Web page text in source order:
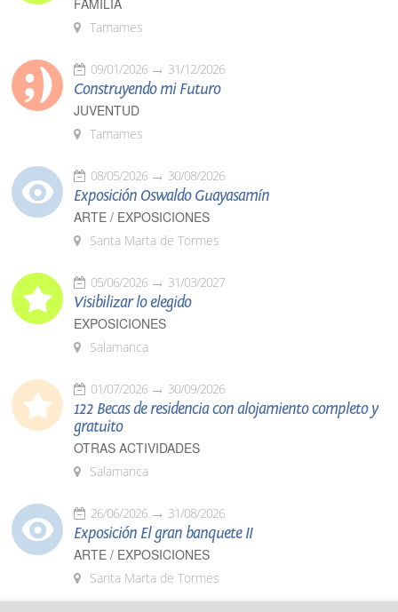
FAMILIA
Tamames
09/01/2026 31/12/2026
Construyendo mi Futuro
JUVENTUD
Tamames
08/05/2026 30/08/2026
Exposición Oswaldo Guayasamín
ARTE / EXPOSICIONES
Santa Marta de Tormes
05/06/2026 31/03/2027
Visibilizar lo elegido
EXPOSICIONES
Salamanca
01/07/2026 30/09/2026
122 Becas de residencia con alojamiento completo y
gratuito
OTRAS ACTIVIDADES
Salamanca
26/06/2026 31/08/2026
Exposición El gran banquete II
ARTE / EXPOSICIONES
Santa Marta de Tormes